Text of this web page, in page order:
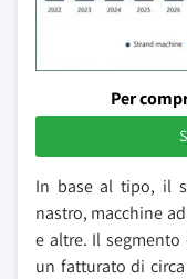
Per
In base al tipo, il
nastro, macchine
e altre. Il segmento
un fatturato di